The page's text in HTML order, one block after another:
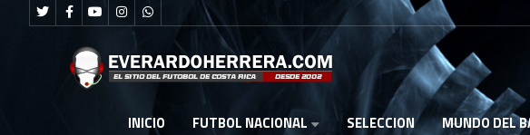
INICIO FUTBOL NACIONAL SELECCION MUNDO DEL